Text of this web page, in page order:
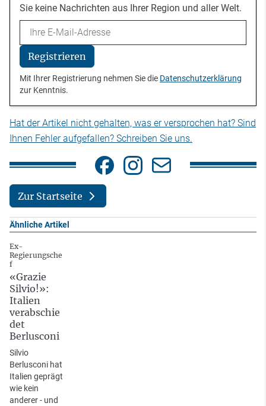
Sie keine Nachrichten aus Ihrer Region und aller Welt.
Email
Registrieren
Mit Ihrer Registrierung nehmen Sie die Datenschutzerklärung
zur Kenntnis.
Hat der Artikel nicht gehalten, was er versprochen hat? Sind
Ihnen Fehler aufgefallen? Schreiben Sie uns.
Zur Startseite
Ähnliche Artikel
Ex-
Regierungsche
f
«Grazie
Silvio!»:
Italien
verabschie
det
Berlusconi
Silvio
Berlusconi hat
Italien geprägt
wie kein
anderer - und